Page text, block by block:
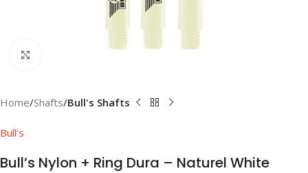
Home Shafts Bull's Shafts
Bull's
Bull’s Nylon + Ring Dura – Naturel White